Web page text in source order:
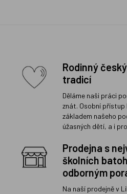
Rodinný
tradicí
Děláme naši práci
znát. Osobní přístup
základem našeho
úžasných dětí, a i
Prodejna s
školních
odborným
Na naší prodejně v